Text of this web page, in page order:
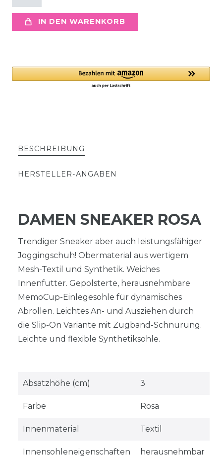
IN DEN WARENKORB
BESCHREIBUNG
HERSTELLER-ANGABEN
DAMEN SNEAKER ROSA
Trendiger Sneaker aber auch leistungsfähiger
Joggingschuh! Obermaterial aus wertigem
Mesh-Textil und Synthetik. Weiches
Innenfutter. Gepolsterte, herausnehmbare
MemoCup-Einlegesohle für dynamisches
Abrollen. Leichtes An- und Ausziehen durch
die Slip-On Variante mit Zugband-Schnürung.
Leichte und flexible Synthetiksohle.
Absatzhöhe (cm) 3
Farbe Rosa
Innenmaterial Textil
Innensohleneigenschaften herausnehmbar